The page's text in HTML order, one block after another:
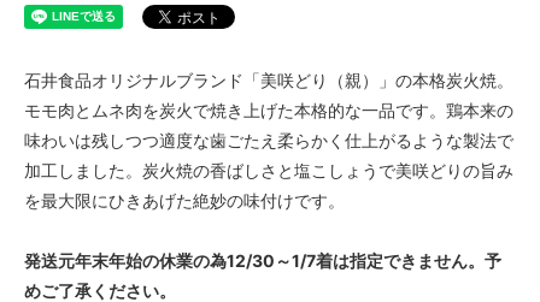
石井食品オリジナルブランド「美咲どり（親）」の本格炭火焼。
モモ肉とムネ肉を炭火で焼き上げた本格的な一品です。鶏本来の
味わいは残しつつ適度な歯ごたえ柔らかく仕上がるような製法で
加工しました。炭火焼の香ばしさと塩こしょうで美咲どりの旨み
を最大限にひきあげた絶妙の味付けです。
発送元年末年始の休業の為12/30～1/7着は指定できません。予
めご了承ください。